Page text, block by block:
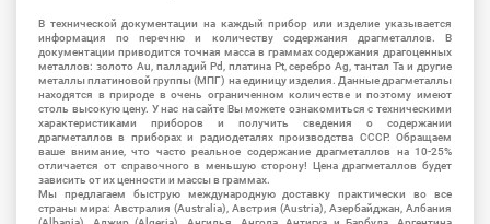
В технической документации на каждый прибор или изделие указывается
информация по перечню и количеству содержания драгметаллов. В
документации приводится точная масса в граммах содержания драгоценных
металлов: золото Au, палладий Pd, платина Pt, серебро Ag, тантал Ta и другие
металлы платиновой группы (МПГ) на единицу изделия. Данные драгметаллы
находятся в природе в очень ограниченном количестве и поэтому имеют
столь высокую цену. У нас на сайте Вы можете ознакомиться с техническими
характеристиками приборов и получить сведения о содержании
драгметаллов в приборах и радиодеталях производства СССР. Обращаем
ваше внимание, что часто реальное содержание драгметаллов на 10-25%
отличается от справочного в меньшую сторону! Цена драгметаллов будет
зависить от их ценности и массы в граммах.
Мы предлагаем быструю международную доставку практически во все
страны мира: Австралия (Australia), Австрия (Austria), Азербайджан, Албания